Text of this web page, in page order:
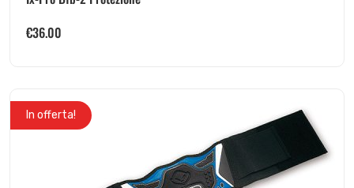
€36.00
In offerta!